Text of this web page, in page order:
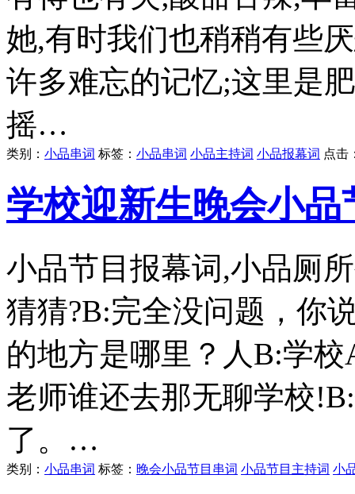
她,有时我们也稍稍有些
许多难忘的记忆;这里是
摇…
类别： 小品串词 标签： 小品串词 小品主持词 小品报幕词 点击
学校迎新生晚会小品
小品节目报幕词,小品厕
猜猜?B:完全没问题，你
的地方是哪里？人B:学
老师谁还去那无聊学校
了。…
类别： 小品串词 标签： 晚会小品节目串词 小品节目主持词 小